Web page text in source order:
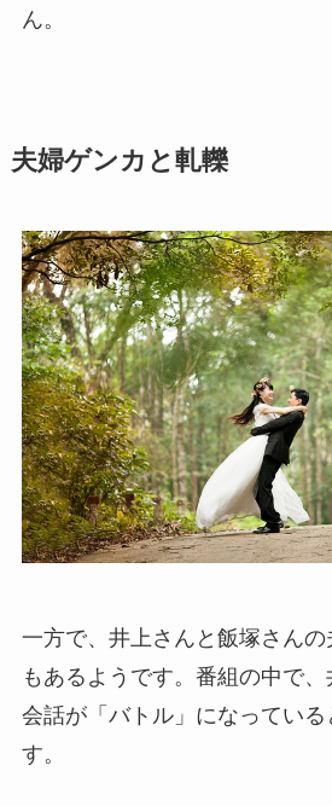
ん。
夫婦ゲンカと軋轢
一方で、井上さんと飯塚さん
もあるようです。番組の中で
会話が「バトル」になっている
す。